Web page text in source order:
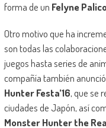
forma de un Felyne
Otro motivo que ha
son todas las
juegos hasta series de
compañía también
Hunter Festa’16, que se
ciudades de Japón, así
Monster Hunter the